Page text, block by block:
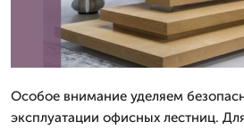
Особое внимание уделяем
эксплуатации офисных лестниц.